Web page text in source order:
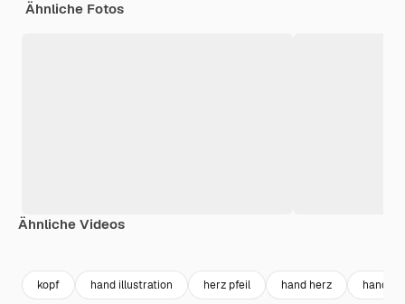
Ähnliche Fotos
Ähnliche Videos
kopf hand illustration herz pfeil hand herz hand